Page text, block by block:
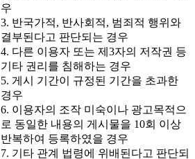
우
3. 반국가적, 반사회적, 범죄적 행위와
결부된다고 판단되는 경우
4. 다른 이용자 또는 제3자의 저작권 등
기타 권리를 침해하는 경우
5. 게시 기간이 규정된 기간을 초과한
경우
6. 이용자의 조작 미숙이나 광고목적으
로 동일한 내용의 게시물을 10회 이상
반복하여 등록하였을 경우
7. 기타 관계 법령에 위배된다고 판단되